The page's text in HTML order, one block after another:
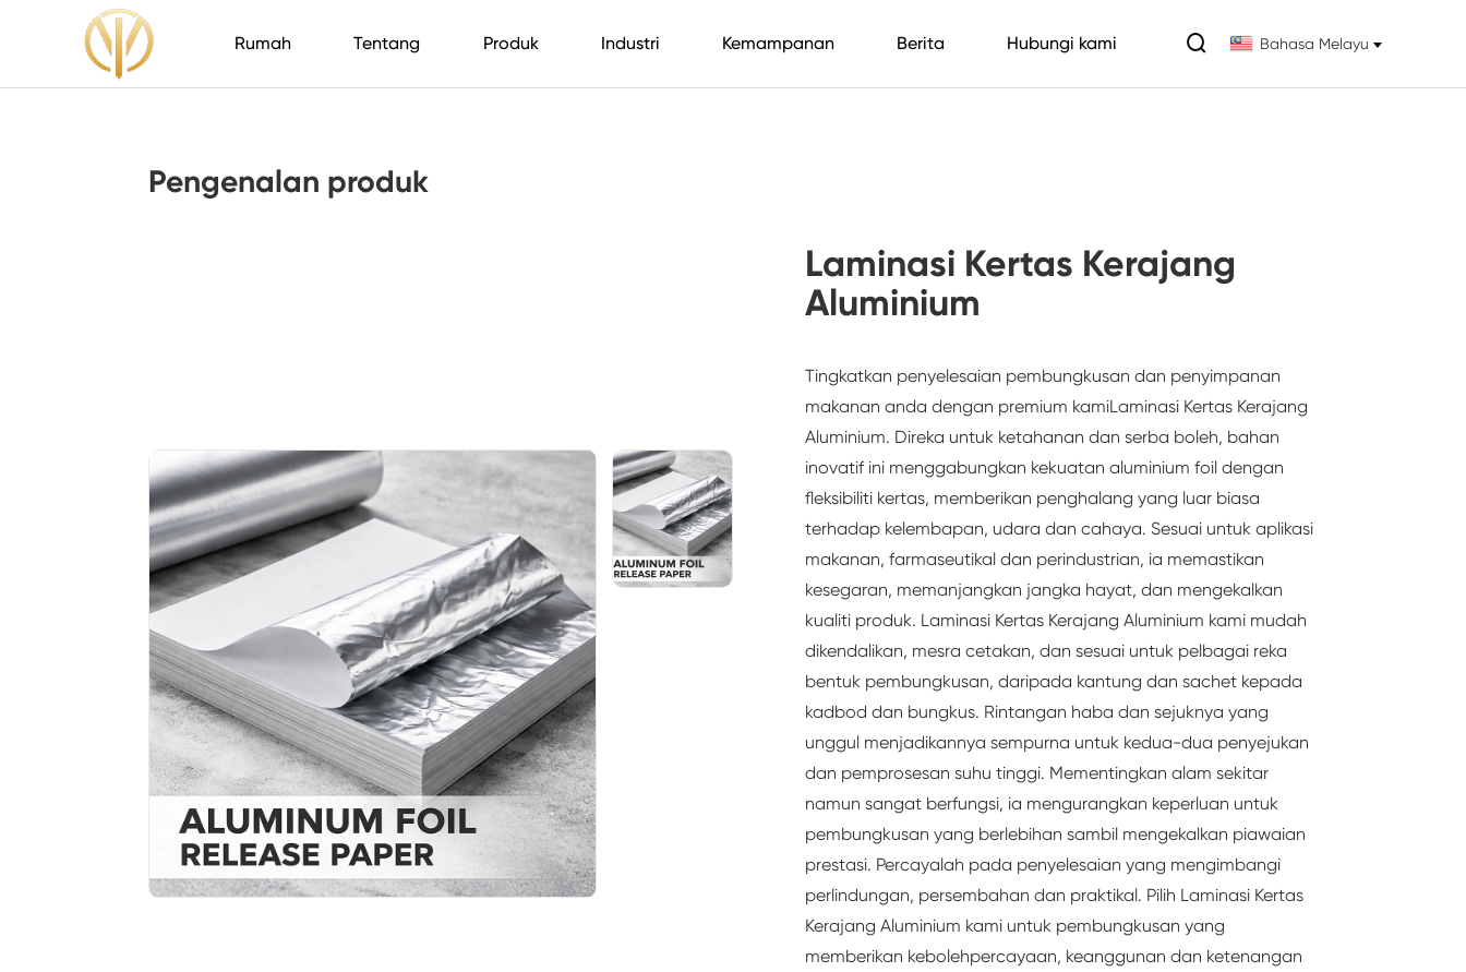
Rumah Tentang Produk Industri Kemampanan Berita Hubungi kami  Bahasa Melayu
Pengenalan produk
Laminasi Kertas Kerajang
Aluminium
Tingkatkan penyelesaian pembungkusan dan penyimpanan
makanan anda dengan premium kamiLaminasi Kertas Kerajang
Aluminium. Direka untuk ketahanan dan serba boleh, bahan
inovatif ini menggabungkan kekuatan aluminium foil dengan
fleksibiliti kertas, memberikan penghalang yang luar biasa
terhadap kelembapan, udara dan cahaya. Sesuai untuk aplikasi
makanan, farmaseutikal dan perindustrian, ia memastikan
kesegaran, memanjangkan jangka hayat, dan mengekalkan
kualiti produk. Laminasi Kertas Kerajang Aluminium kami mudah
dikendalikan, mesra cetakan, dan sesuai untuk pelbagai reka
bentuk pembungkusan, daripada kantung dan sachet kepada
kadbod dan bungkus. Rintangan haba dan sejuknya yang
unggul menjadikannya sempurna untuk kedua-dua penyejukan
dan pemprosesan suhu tinggi. Mementingkan alam sekitar
namun sangat berfungsi, ia mengurangkan keperluan untuk
pembungkusan yang berlebihan sambil mengekalkan piawaian
prestasi. Percayalah pada penyelesaian yang mengimbangi
perlindungan, persembahan dan praktikal. Pilih Laminasi Kertas
Kerajang Aluminium kami untuk pembungkusan yang
memberikan kebolehpercayaan, keanggunan dan ketenangan